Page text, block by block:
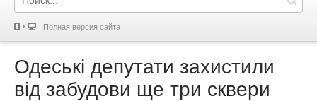
Полная версия сайта
Одеські депутати захистили
від забудови ще три сквери